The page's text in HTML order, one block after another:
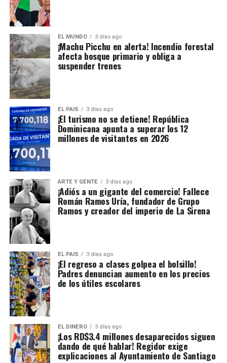
EL MUNDO 3 días ago
¡Machu Picchu en alerta! Incendio forestal
afecta bosque primario y obliga a
suspender trenes
EL PAIS 3 días ago
¡El turismo no se detiene! República
Dominicana apunta a superar los 12
millones de visitantes en 2026
ARTE Y GENTE 3 días ago
¡Adiós a un gigante del comercio! Fallece
Román Ramos Uría, fundador de Grupo
Ramos y creador del imperio de La Sirena
EL PAIS 3 días ago
¡El regreso a clases golpea el bolsillo!
Padres denuncian aumento en los precios
de los útiles escolares
EL DINERO 3 días ago
¡Los RD$3.4 millones desaparecidos siguen
dando de qué hablar! Regidor exige
explicaciones al Ayuntamiento de Santiago